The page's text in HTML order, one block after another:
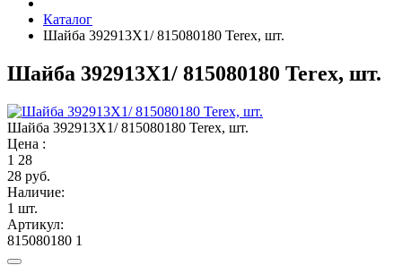
Каталог
Шайба 392913Х1/ 815080180 Terex, шт.
Шайба 392913Х1/ 815080180 Terex, шт.
Шайба 392913Х1/ 815080180 Terex, шт.
Цена :
1 28
28 руб.
Наличие:
1 шт.
Артикул:
815080180 1